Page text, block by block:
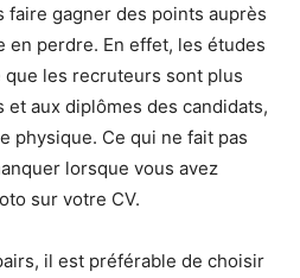
faire gagner des points auprès
en perdre. En effet, les études
les recruteurs sont plus
aux diplômes des candidats,
physique. Ce qui ne fait pas
lorsque vous avez
sur votre CV.
il est préférable de choisir